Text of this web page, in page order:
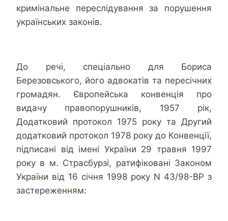
кримінальне переслідування за порушення
українських законів.
До речі, спеціально для Бориса
Березовського, його адвокатів та пересічних
громадян. Європейська конвенція про
видачу правопорушників, 1957 рік,
Додатковий протокол 1975 року та Другий
додатковий протокол 1978 року до Конвенції,
підписані від імені України 29 травня 1997
року в м. Страсбурзі, ратифіковані Законом
України від 16 січня 1998 року N 43/98-ВР з
застереженням: